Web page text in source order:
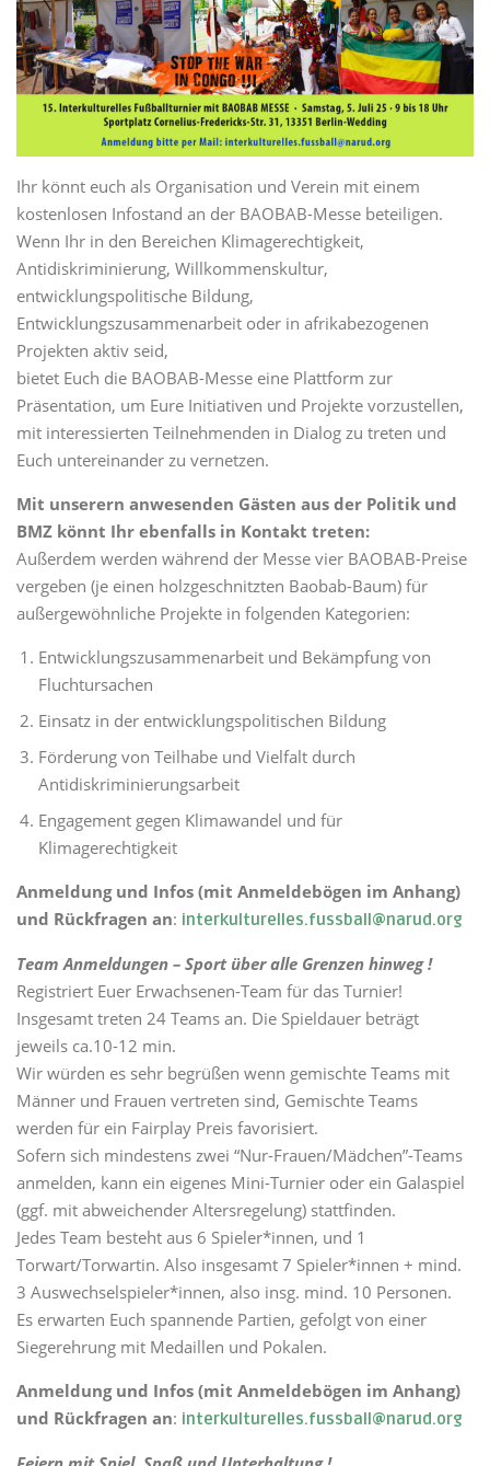
Ihr könnt euch als Organisation und Verein mit einem
kostenlosen Infostand an der BAOBAB-Messe beteiligen.
Wenn Ihr in den Bereichen Klimagerechtigkeit,
Antidiskriminierung, Willkommenskultur,
entwicklungspolitische Bildung,
Entwicklungszusammenarbeit oder in afrikabezogenen
Projekten aktiv seid,
bietet Euch die BAOBAB-Messe eine Plattform zur
Präsentation, um Eure Initiativen und Projekte vorzustellen,
mit interessierten Teilnehmenden in Dialog zu treten und
Euch untereinander zu vernetzen.
Mit unserern anwesenden Gästen aus der Politik und
BMZ könnt Ihr ebenfalls in Kontakt treten:
Außerdem werden während der Messe vier BAOBAB-Preise
vergeben (je einen holzgeschnitzten Baobab-Baum) für
außergewöhnliche Projekte in folgenden Kategorien:
Entwicklungszusammenarbeit und Bekämpfung von
Fluchtursachen
Einsatz in der entwicklungspolitischen Bildung
Förderung von Teilhabe und Vielfalt durch
Antidiskriminierungsarbeit
Engagement gegen Klimawandel und für
Klimagerechtigkeit
Anmeldung und Infos (mit Anmeldebögen im Anhang)
und Rückfragen an: interkulturelles.fussball@narud.org
Team Anmeldungen – Sport über alle Grenzen hinweg !
Registriert Euer Erwachsenen-Team für das Turnier!
Insgesamt treten 24 Teams an. Die Spieldauer beträgt
jeweils ca.10-12 min.
Wir würden es sehr begrüßen wenn gemischte Teams mit
Männer und Frauen vertreten sind, Gemischte Teams
werden für ein Fairplay Preis favorisiert.
Sofern sich mindestens zwei “Nur-Frauen/Mädchen”-Teams
anmelden, kann ein eigenes Mini-Turnier oder ein Galaspiel
(ggf. mit abweichender Altersregelung) stattfinden.
Jedes Team besteht aus 6 Spieler*innen, und 1
Torwart/Torwartin. Also insgesamt 7 Spieler*innen + mind.
3 Auswechselspieler*innen, also insg. mind. 10 Personen.
Es erwarten Euch spannende Partien, gefolgt von einer
Siegerehrung mit Medaillen und Pokalen.
Anmeldung und Infos (mit Anmeldebögen im Anhang)
und Rückfragen an: interkulturelles.fussball@narud.org